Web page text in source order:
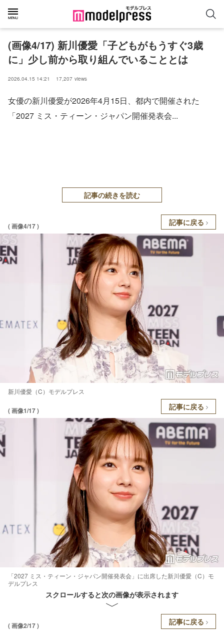
(画像4/17) 新川優愛「子どもがもうすぐ3歳
に」少し前から取り組んでいることとは
2026.04.15 14:21 17,207 views
女優の新川優愛が2026年4月15日、都内で開催された
「2027 ミス・ティーン・ジャパン開催発表会...
記事の続きを読む
( 画像4/17 ) 記事に戻る
新川優愛（C）モデルプレス
( 画像1/17 ) 記事に戻る
「2027 ミス・ティーン・ジャパン開催発表会」に出席した新川優愛（C）モ
デルプレス
スクロールすると次の画像が表示されます
( 画像2/17 ) 記事に戻る